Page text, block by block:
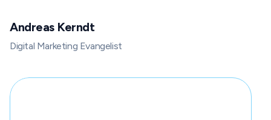
Andreas Kerndt
Digital Marketing Evangelist